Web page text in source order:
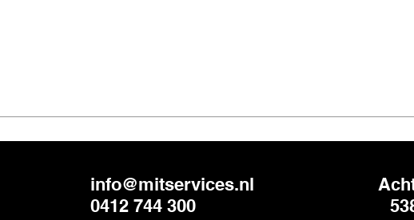
info@mitservices.nl
0412 744 300